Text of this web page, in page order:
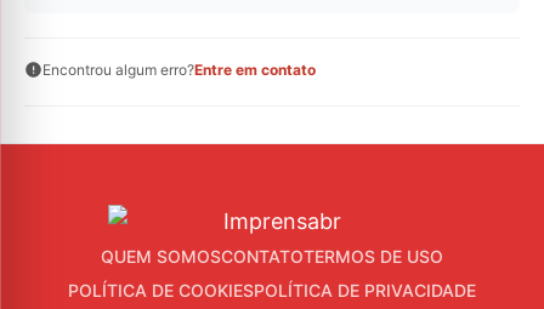
Encontrou algum erro?Entre em contato
QUEM SOMOSCONTATOTERMOS DE USO
POLÍTICA DE COOKIESPOLÍTICA DE PRIVACIDADE